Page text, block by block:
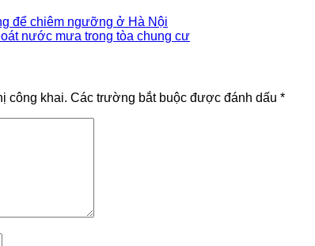
để chiêm ngưỡng ở Hà Nội
nước mưa trong tòa chung cư
công khai. Các trường bắt buộc được đánh dấu *